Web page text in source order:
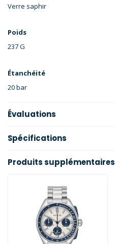
Verre saphir
Poids
237 G
Étanchéité
20 bar
Évaluations
Spécifications
Produits supplémentaires